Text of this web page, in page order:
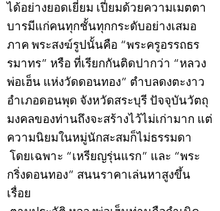
ได้อย่างยอดเยี่ยม เปี่ยมด้วยความเมตตา
บารมีแก่คนทุกชั้นทุกกระดับอย่างเสมอ
ภาค พระสงฆ์รูปนั้นคือ “พระครูอรรถธร
รมาทร” หรือ ที่เรียกกันติดปากว่า “หลวง
พ่อเฮ็น แห่งวัดดอนทอง” ตำบลดงตะงาว
อำเภอดอนพุด จังหวัดสระบุรี ปัจจุบันวัตถุ
มงคลของท่านถึงจะสร้างไว้ไม่เก่ามาก แต่
ความนิยมในหมู่นักสะสมก็ไม่ธรรมดา
โดยเฉพาะ “เหรียญรุ่นแรก” และ “พระ
กริ่งดอนทอง” สนนราคาเล่นหาสูงขึ้น
เรื่อย